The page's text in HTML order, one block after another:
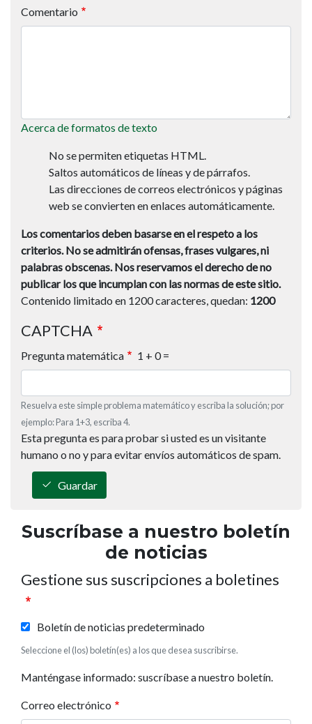
Comentario
Acerca de formatos de texto
No se permiten etiquetas HTML.
Saltos automáticos de líneas y de párrafos.
Las direcciones de correos electrónicos y páginas
web se convierten en enlaces automáticamente.
Los comentarios deben basarse en el respeto a los
criterios. No se admitirán ofensas, frases vulgares, ni
palabras obscenas. Nos reservamos el derecho de no
publicar los que incumplan con las normas de este sitio.
Contenido limitado en 1200 caracteres, quedan: 1200
CAPTCHA
Pregunta matemática 1 + 0 =
Resuelva este simple problema matemático y escriba la solución; por
ejemplo: Para 1+3, escriba 4.
Esta pregunta es para probar si usted es un visitante
humano o no y para evitar envíos automáticos de spam.
Guardar
Suscríbase a nuestro boletín
de noticias
Gestione sus suscripciones a boletines
Boletín de noticias predeterminado
Seleccione el (los) boletín(es) a los que desea suscribirse.
Manténgase informado: suscríbase a nuestro boletín.
Correo electrónico